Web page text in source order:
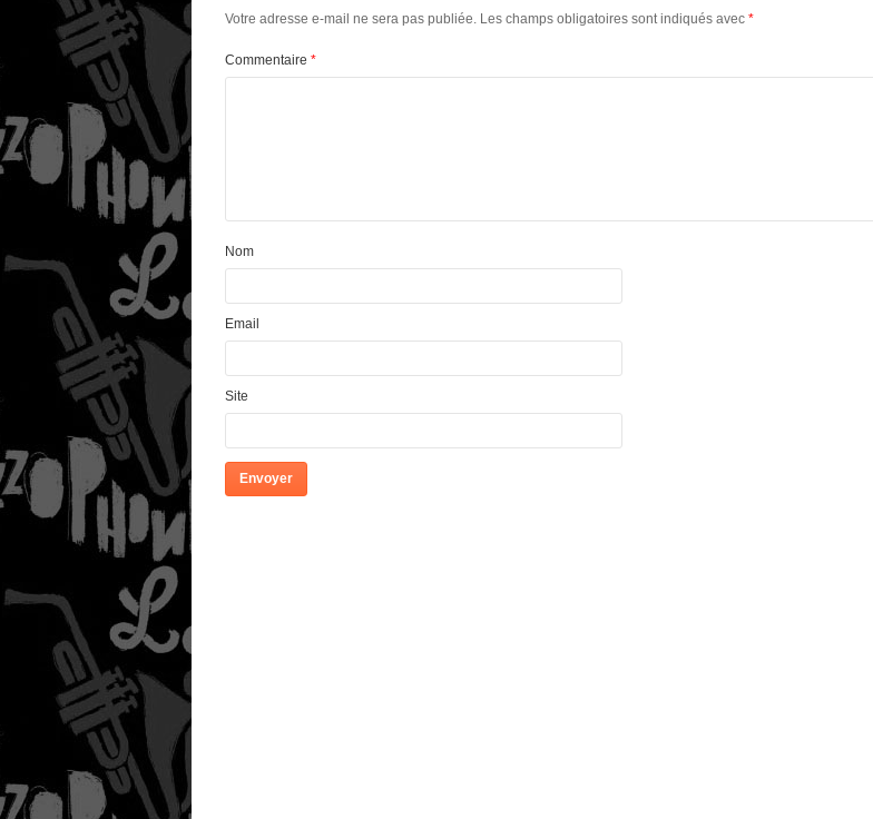
Votre adresse e-mail ne sera pas publiée. Les champs obligatoires sont indiqués avec *
Commentaire *
Nom
Email
Site